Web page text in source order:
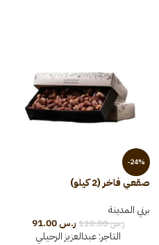
-24%
صقعي فاخر (2 كيلو)
برني المدينة
ر.س120.00 ر.س91.00
التاجر:عبدالعزيز الرحيلي